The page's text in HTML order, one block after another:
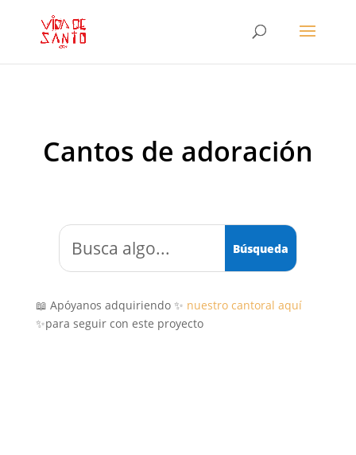
Cantos de adoración
📖 Apóyanos adquiriendo ✨ nuestro cantoral aquí
✨para seguir con este proyecto